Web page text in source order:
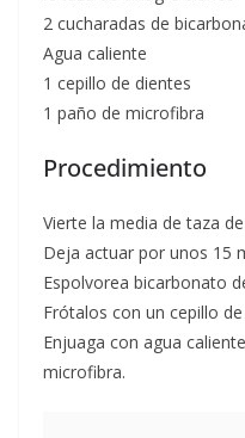
2 cucharadas de
Agua caliente
1 cepillo de dientes
1 paño de microfibra
Procedimiento
Vierte la media de taza
Deja actuar por unos 15
Espolvorea bicarbonato
Frótalos con un cepillo
Enjuaga con agua
microfibra.